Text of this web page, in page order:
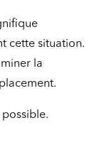
cette situation.
la